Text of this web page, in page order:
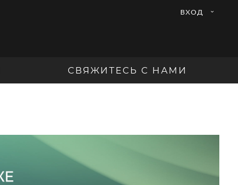
ВХОД
СВЯЖИТЕСЬ С НАМИ